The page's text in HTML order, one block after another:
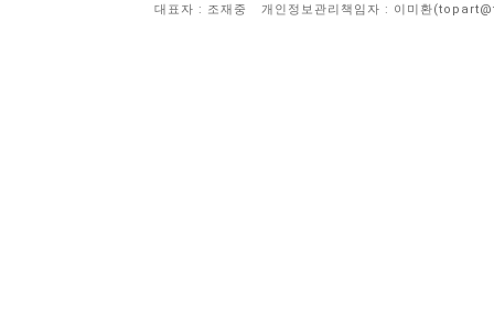
대표자 : 조재중
개인정보관리책임자 : 이미환